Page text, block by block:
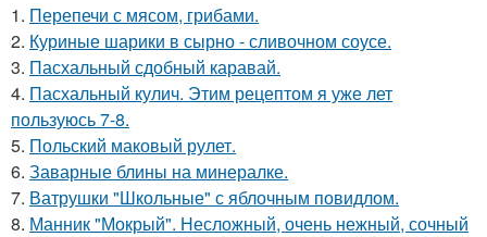
1. Перепечи с мясом, грибами.
2. Куриные шарики в сырно - сливочном соусе.
3. Пасхальный сдобный каравай.
4. Пасхальный кулич. Этим рецептом я уже лет
пользуюсь 7-8.
5. Польский маковый рулет.
6. Заварные блины на минералке.
7. Ватрушки "Школьные" с яблочным повидлом.
8. Манник "Мокрый". Несложный, очень нежный, сочный